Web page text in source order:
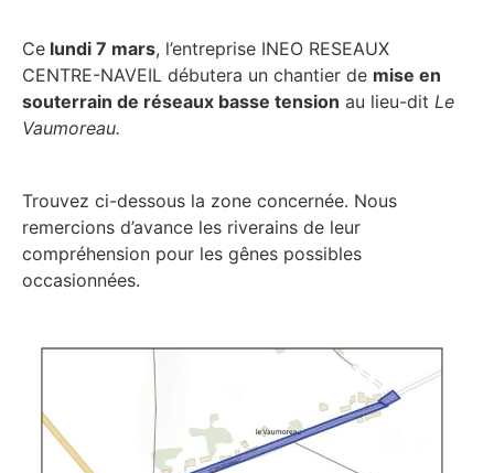
Ce lundi 7 mars, l’entreprise INEO RESEAUX
CENTRE-NAVEIL débutera un chantier de mise en
souterrain de réseaux basse tension au lieu-dit Le
Vaumoreau.
Trouvez ci-dessous la zone concernée. Nous
remercions d’avance les riverains de leur
compréhension pour les gênes possibles
occasionnées.